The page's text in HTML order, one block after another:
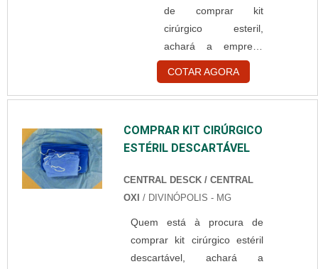
de comprar kit
cirúrgico esteril,
achará a empresa
ideal para seu
negócio. Solicitando
uma cotação por
marketplace da
américa latina e
mercado.ALGUNS
DETALHES SOBRE
COMPRAR KIT
COTAR AGORA
COMPRAR KIT CIRÚRGICO
ESTÉRIL DESCARTÁVEL
CENTRAL DESCK / CENTRAL
OXI / DIVINÓPOLIS - MG
Quem está à procura de
comprar kit cirúrgico estéril
descartável, achará a